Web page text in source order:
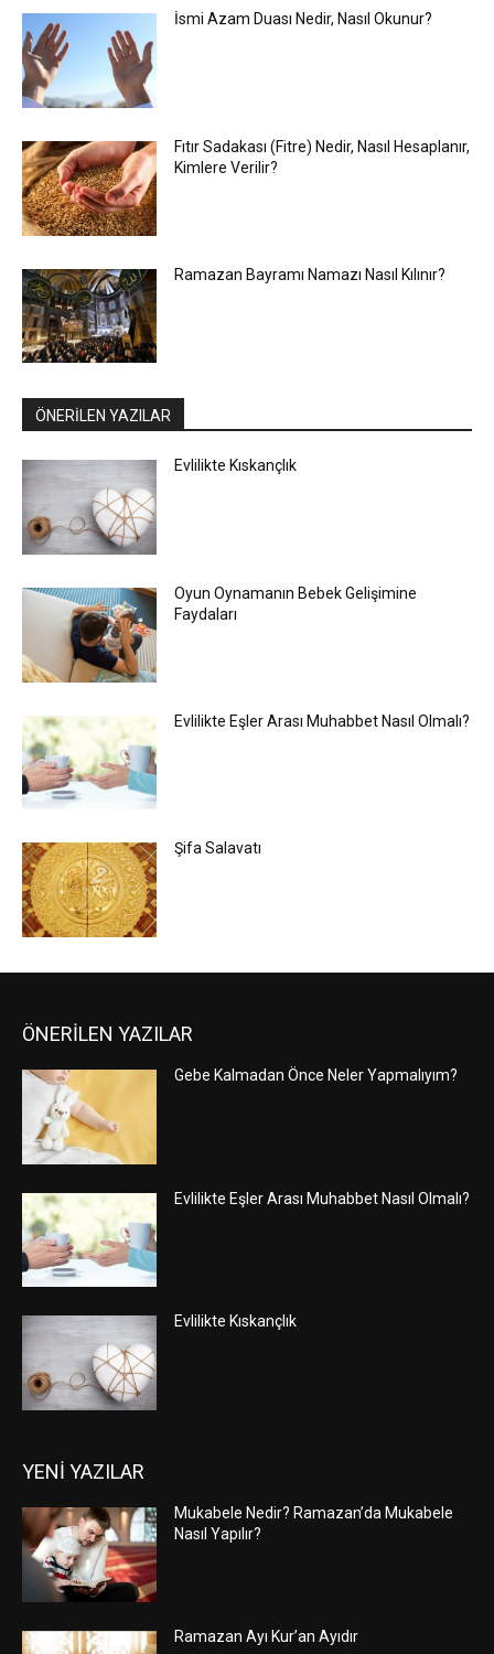
İsmi Azam Duası Nedir, Nasıl Okunur?
Fıtır Sadakası (Fitre) Nedir, Nasıl Hesaplanır,
Kimlere Verilir?
Ramazan Bayramı Namazı Nasıl Kılınır?
ÖNERİLEN YAZILAR
Evlilikte Kıskançlık
Oyun Oynamanın Bebek Gelişimine
Faydaları
Evlilikte Eşler Arası Muhabbet Nasıl Olmalı?
Şifa Salavatı
ÖNERİLEN YAZILAR
Gebe Kalmadan Önce Neler Yapmalıyım?
Evlilikte Eşler Arası Muhabbet Nasıl Olmalı?
Evlilikte Kıskançlık
YENİ YAZILAR
Mukabele Nedir? Ramazan’da Mukabele
Nasıl Yapılır?
Ramazan Ayı Kur’an Ayıdır